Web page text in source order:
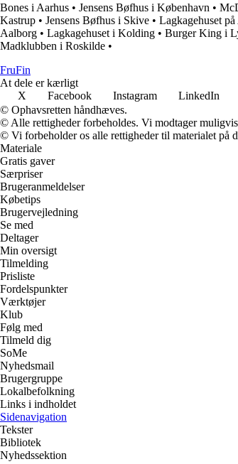
Bones i Aarhus • Jensens Bøfhus i København •
Kastrup • Jensens Bøfhus i Skive • Lagkagehuset
Aalborg • Lagkagehuset i Kolding • Burger King i
Madklubben i Roskilde •
FruFin
At dele er kærligt
X
Facebook Instagram LinkedIn
© Ophavsretten håndhæves.
© Alle rettigheder forbeholdes. Vi modtager
© Vi forbeholder os alle rettigheder til materialet på
Materiale
Gratis gaver
Særpriser
Brugeranmeldelser
Købetips
Brugervejledning
Se med
Deltager
Min oversigt
Tilmelding
Prisliste
Fordelspunkter
Værktøjer
Klub
Følg med
Tilmeld dig
SoMe
Nyhedsmail
Brugergruppe
Lokalbefolkning
Links i indholdet
Sidenavigation
Tekster
Bibliotek
Nyhedssektion